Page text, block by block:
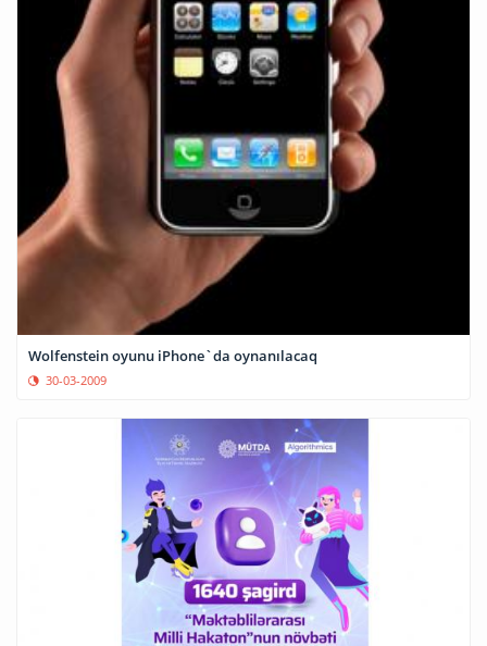
Wolfenstein oyunu iPhone`da oynanılacaq
30-03-2009